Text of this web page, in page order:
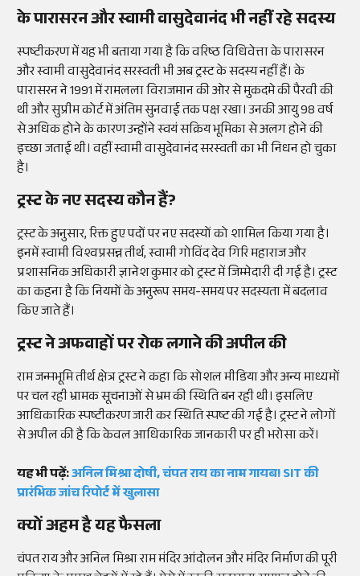
के पारासरन और स्वामी वासुदेवानंद भी नहीं रहे सदस्य
स्पष्टीकरण में यह भी बताया गया है कि वरिष्ठ विधिवेत्ता के पारासरन
और स्वामी वासुदेवानंद सरस्वती भी अब ट्रस्ट के सदस्य नहीं हैं। के
पारासरन ने 1991 में रामलला विराजमान की ओर से मुकदमे की पैरवी की
थी और सुप्रीम कोर्ट में अंतिम सुनवाई तक पक्ष रखा। उनकी आयु 98 वर्ष
से अधिक होने के कारण उन्होंने स्वयं सक्रिय भूमिका से अलग होने की
इच्छा जताई थी। वहीं स्वामी वासुदेवानंद सरस्वती का भी निधन हो चुका
है।
ट्रस्ट के नए सदस्य कौन हैं?
ट्रस्ट के अनुसार, रिक्त हुए पदों पर नए सदस्यों को शामिल किया गया है।
इनमें स्वामी विश्वप्रसन्न तीर्थ, स्वामी गोविंद देव गिरि महाराज और
प्रशासनिक अधिकारी ज्ञानेश कुमार को ट्रस्ट में जिम्मेदारी दी गई है। ट्रस्ट
का कहना है कि नियमों के अनुरूप समय-समय पर सदस्यता में बदलाव
किए जाते हैं।
ट्रस्ट ने अफवाहों पर रोक लगाने की अपील की
राम जन्मभूमि तीर्थ क्षेत्र ट्रस्ट ने कहा कि सोशल मीडिया और अन्य माध्यमों
पर चल रही भ्रामक सूचनाओं से भ्रम की स्थिति बन रही थी। इसलिए
आधिकारिक स्पष्टीकरण जारी कर स्थिति स्पष्ट की गई है। ट्रस्ट ने लोगों
से अपील की है कि केवल आधिकारिक जानकारी पर ही भरोसा करें।
यह भी पढ़ें:अनिल मिश्रा दोषी, चंपत राय का नाम गायब! SIT की
प्रारंभिक जांच रिपोर्ट में खुलासा
क्यों अहम है यह फैसला
चंपत राय और अनिल मिश्रा राम मंदिर आंदोलन और मंदिर निर्माण की पूरी